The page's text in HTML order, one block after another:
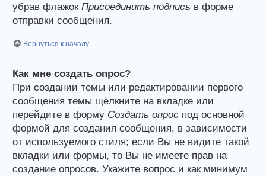
убрав флажок Присоединить подпись в форме
отправки сообщения.
Вернуться к началу
Как мне создать опрос?
При создании темы или редактировании первого
сообщения темы щёлкните на вкладке или
перейдите в форму Создать опрос под основной
формой для создания сообщения, в зависимости
от используемого стиля; если Вы не видите такой
вкладки или формы, то Вы не имеете прав на
создание опросов. Укажите вопрос и как минимум